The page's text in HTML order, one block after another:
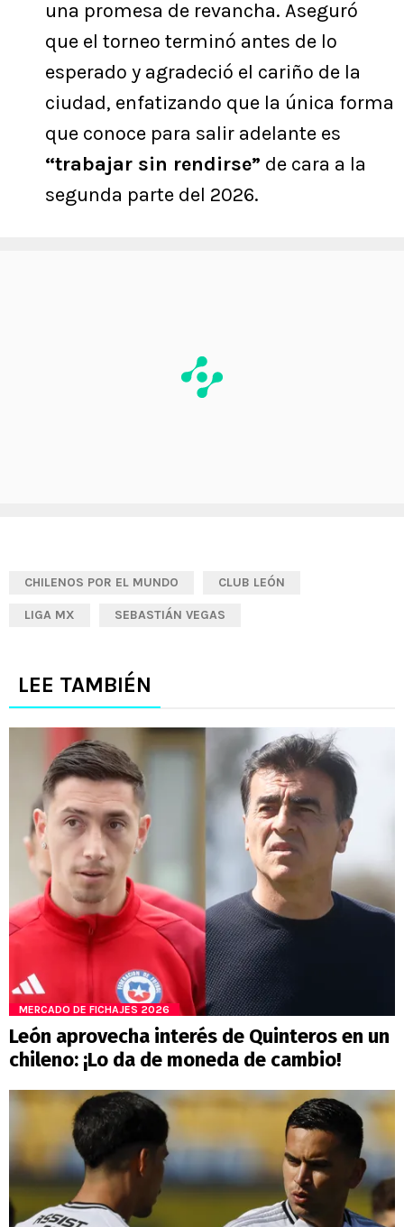
una promesa de revancha. Aseguró
que el torneo terminó antes de lo
esperado y agradeció el cariño de la
ciudad, enfatizando que la única forma
que conoce para salir adelante es
“trabajar sin rendirse” de cara a la
segunda parte del 2026.
CHILENOS POR EL MUNDO CLUB LEÓN
LIGA MX SEBASTIÁN VEGAS
LEE TAMBIÉN
MERCADO DE FICHAJES 2026
León aprovecha interés de Quinteros en un
chileno: ¡Lo da de moneda de cambio!